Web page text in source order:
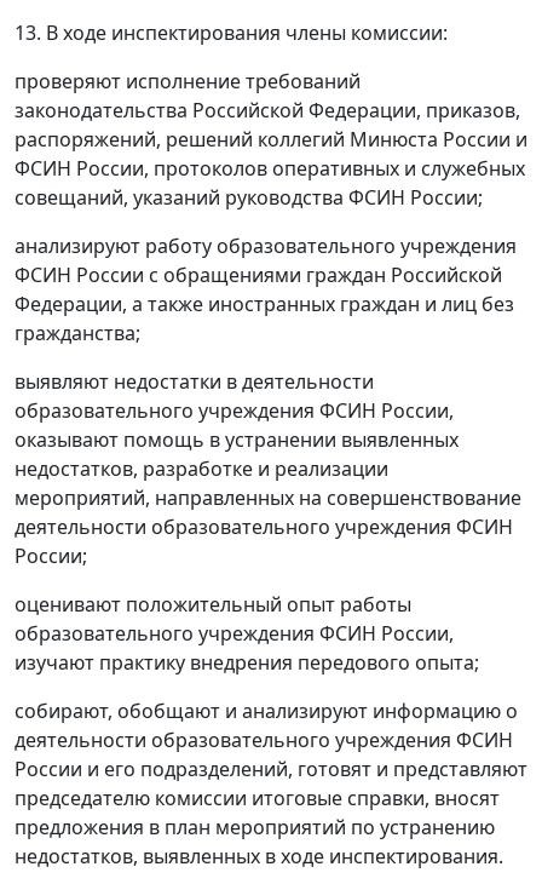
13. В ходе инспектирования члены комиссии:
проверяют исполнение требований
законодательства Российской Федерации, приказов,
распоряжений, решений коллегий Минюста России и
ФСИН России, протоколов оперативных и служебных
совещаний, указаний руководства ФСИН России;
анализируют работу образовательного учреждения
ФСИН России с обращениями граждан Российской
Федерации, а также иностранных граждан и лиц без
гражданства;
выявляют недостатки в деятельности
образовательного учреждения ФСИН России,
оказывают помощь в устранении выявленных
недостатков, разработке и реализации
мероприятий, направленных на совершенствование
деятельности образовательного учреждения ФСИН
России;
оценивают положительный опыт работы
образовательного учреждения ФСИН России,
изучают практику внедрения передового опыта;
собирают, обобщают и анализируют информацию о
деятельности образовательного учреждения ФСИН
России и его подразделений, готовят и представляют
председателю комиссии итоговые справки, вносят
предложения в план мероприятий по устранению
недостатков, выявленных в ходе инспектирования.